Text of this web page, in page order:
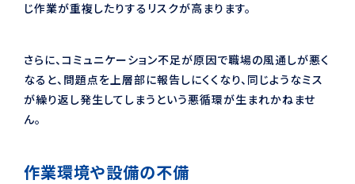
じ作業が重複したりするリスクが高まります。
さらに、コミュニケーション不足が原因で職場の風通しが悪く
なると、問題点を上層部に報告しにくくなり、同じようなミス
が繰り返し発生してしまうという悪循環が生まれかねませ
ん。
作業環境や設備の不備